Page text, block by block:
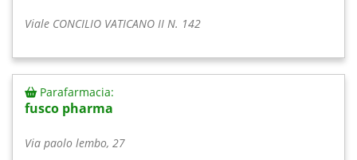
Viale CONCILIO VATICANO II N. 142
Parafarmacia:
fusco pharma
Via paolo lembo, 27